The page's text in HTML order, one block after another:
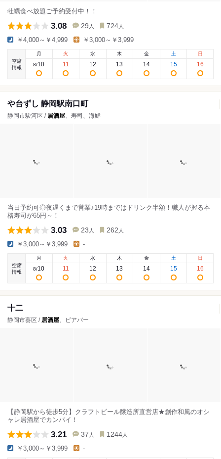
牡蠣食べ放題ご予約受付中！！
3.08 29 人 724 人
￥4,000～￥4,999 ￥3,000～￥3,999
空席
情報
月
8/10
火
11
水
12
木
13
金
14
土
15
日
16
や台ずし 静岡駅南口町
静岡市駿河区 / 居酒屋、寿司、海鮮
当日予約可◎夜遅くまで営業♪19時まではドリンク半額！職人が握る本
格寿司が65円～！
3.03 23 人 262 人
￥3,000～￥3,999 -
空席
情報
月
8/10
火
11
水
12
木
13
金
14
土
15
日
16
十二
静岡市葵区 / 居酒屋、ビアバー
【静岡駅から徒歩5分】クラフトビール醸造所直営店★創作和風のオシ
ャレ居酒屋でカンパイ！
3.21 37 人 1244 人
￥3,000～￥3,999 -